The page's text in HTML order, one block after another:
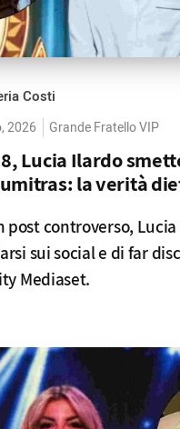
Costi
2026 Grande Fratello VIP
8, Lucia Ilardo
la verità
post controverso,
sui social e di far
Mediaset.